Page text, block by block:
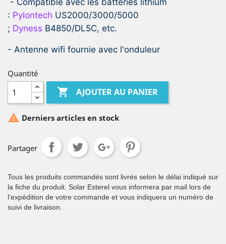
- Compatible avec les batteries lithium
: Pylontech US2000/3000/5000
; Dyness B4850/DL5C, etc.
- Antenne wifi fournie avec l'onduleur
Quantité
 AJOUTER AU PANIER
 Derniers articles en stock
Partager
Tous les produits commandés sont livrés selon le délai indiqué sur
la fiche du produit. Solar Esterel vous informera par mail lors de
l’expédition de votre commande et vous indiquera un numéro de
suivi de livraison.